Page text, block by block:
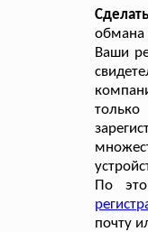
Ваши
По
почту